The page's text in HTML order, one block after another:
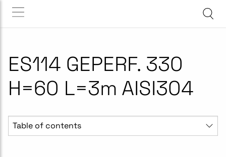
ES114 GEPERF. 330
H=60 L=3m AISI304
Table of contents